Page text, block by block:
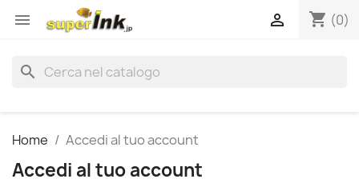
 shopping_cart (0)

search
Home Accedi al tuo account
Accedi al tuo account